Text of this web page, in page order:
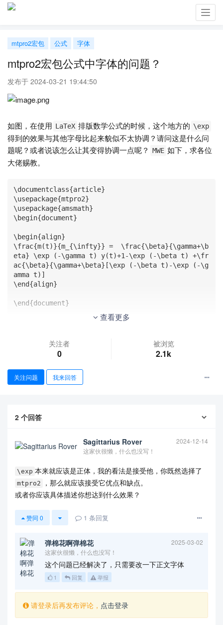
mtpro2宏包 公式 字体
mtpro2宏包公式中字体的问题？
发布于 2024-03-21 19:44:50
如图，在使用 LaTeX 排版数学公式的时候，这个地方的 \exp
得到的效果与其他字母比起来貌似不太协调？请问这是什么问
题呢？或者说该怎么让其变得协调一点呢？
MWE 如下，求各位
大佬赐教。
\documentclass{article}
\usepackage{mtpro2}
\usepackage{amsmath}
\begin{document}
\begin{align}
\frac{m(t)}{m_{\infty}} =  \frac{\beta}{\gamma+\b
eta} \exp (-\gamma t) y(t)+1-\exp (-\beta t) +\fr
ac{\beta}{\gamma+\beta}[\exp (-\beta t)-\exp (-\g
amma t)]
\end{align}
\end{document}
查看更多
关注者
0
被浏览
2.1k
关注问题 我来回答
2 个回答
Sagittarius Rover
2024-12-14
这家伙很懒，什么也没写！
\exp 本来就应该是正体，我的看法是接受他，你既然选择了
mtpro2
，那么就应该接受它优点和缺点。
或者你应该具体描述你想达到什么效果？
赞同 0 1 条回复
弹棉花啊弹棉花
2025-03-02
这家伙很懒，什么也没写！
这个问题已经解决了，只需要改一下正文字体
1 回复 举报
请登录后再发布评论， 点击登录